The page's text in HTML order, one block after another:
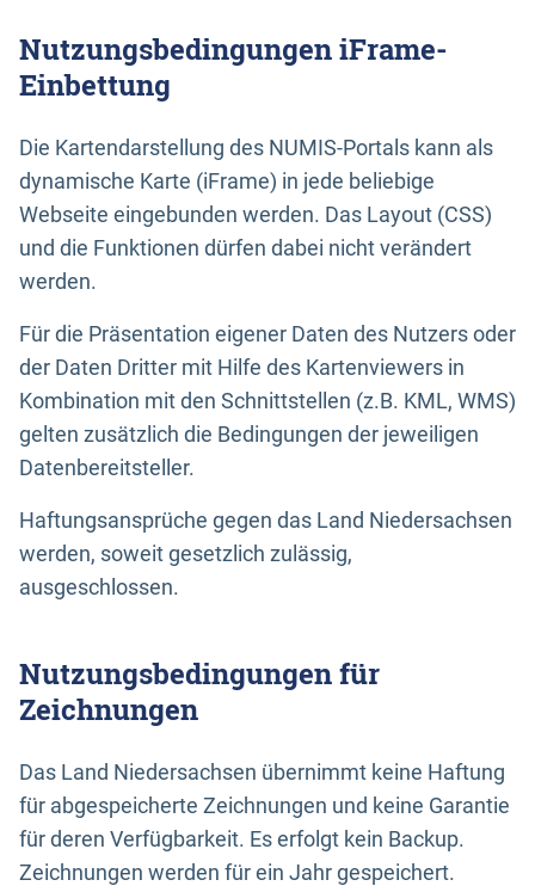
Nutzungsbedingungen iFrame-
Einbettung
Die Kartendarstellung des NUMIS-Portals kann als
dynamische Karte (iFrame) in jede beliebige
Webseite eingebunden werden. Das Layout (CSS)
und die Funktionen dürfen dabei nicht verändert
werden.
Für die Präsentation eigener Daten des Nutzers oder
der Daten Dritter mit Hilfe des Kartenviewers in
Kombination mit den Schnittstellen (z.B. KML, WMS)
gelten zusätzlich die Bedingungen der jeweiligen
Datenbereitsteller.
Haftungsansprüche gegen das Land Niedersachsen
werden, soweit gesetzlich zulässig,
ausgeschlossen.
Nutzungsbedingungen für
Zeichnungen
Das Land Niedersachsen übernimmt keine Haftung
für abgespeicherte Zeichnungen und keine Garantie
für deren Verfügbarkeit. Es erfolgt kein Backup.
Zeichnungen werden für ein Jahr gespeichert.